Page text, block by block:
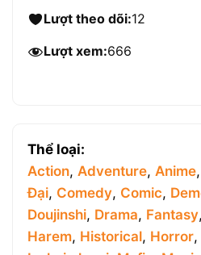
Lượt theo dõi:12
Lượt xem:666
Thể loại:
Action, Adventure, Anime,
Đại, Comedy, Comic,
Doujinshi, Drama, Fantasy,
Harem, Historical, Horror,